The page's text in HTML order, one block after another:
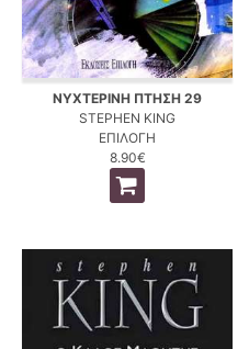
ΝΥΧΤΕΡΙΝΗ ΠΤΗΣΗ 29
STEPHEN KING
ΕΠΙΛΟΓΗ
8.90€